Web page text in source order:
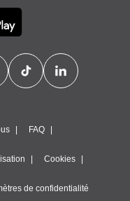
FAQ
Cookies
de confidentialité